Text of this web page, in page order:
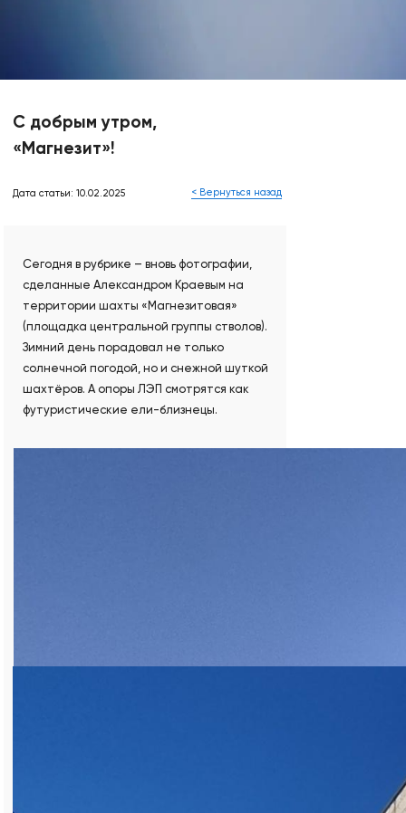
С добрым утром,
«Магнезит»!
Сегодня в рубрике – вновь фотографии,
сделанные Александром Краевым на
территории шахты «Магнезитовая»
(площадка центральной группы стволов).
Зимний день порадовал не только
солнечной погодой, но и снежной шуткой
шахтёров. А опоры ЛЭП смотрятся как
футуристические ели-близнецы.
Дата статьи: 10.02.2025 < Вернуться назад